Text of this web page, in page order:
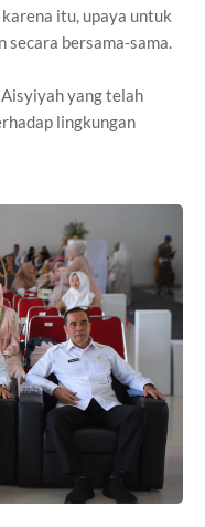
itu, upaya untuk
secara bersama-sama.
yang telah
lingkungan